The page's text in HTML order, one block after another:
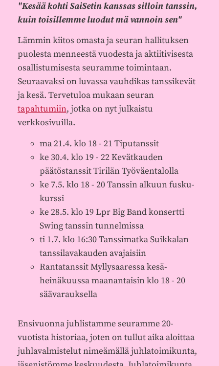
"Kesää kohti SaiSetin kanssas silloin tanssin,
kuin toisillemme luodut mä vannoin sen"
Lämmin kiitos omasta ja seuran hallituksen
puolesta menneestä vuodesta ja aktiitivisesta
osallistumisesta seuramme toimintaan.
Seuraavaksi on luvassa vauhdikas tanssikevät
ja kesä. Tervetuloa mukaan seuran
tapahtumiin, jotka on nyt julkaistu
verkkosivuilla.
ma 21.4. klo 18 - 21 Tiputanssit
ke 30.4. klo 19 - 22 Kevätkauden
päätöstanssit Tirilän Työväentalolla
ke 7.5. klo 18 - 20 Tanssin alkuun fusku-
kurssi
ke 28.5. klo 19 Lpr Big Band konsertti
Swing tanssin tunnelmissa
ti 1.7. klo 16:30 Tanssimatka Suikkalan
tanssilavakauden avajaisiin
Rantatanssit Myllysaaressa kesä-
heinäkuussa maanantaisin klo 18 - 20
säävarauksella
Ensivuonna juhlistamme seuramme 20-
vuotista historiaa, joten on tullut aika aloittaa
juhlavalmistelut nimeämällä juhlatoimikunta,